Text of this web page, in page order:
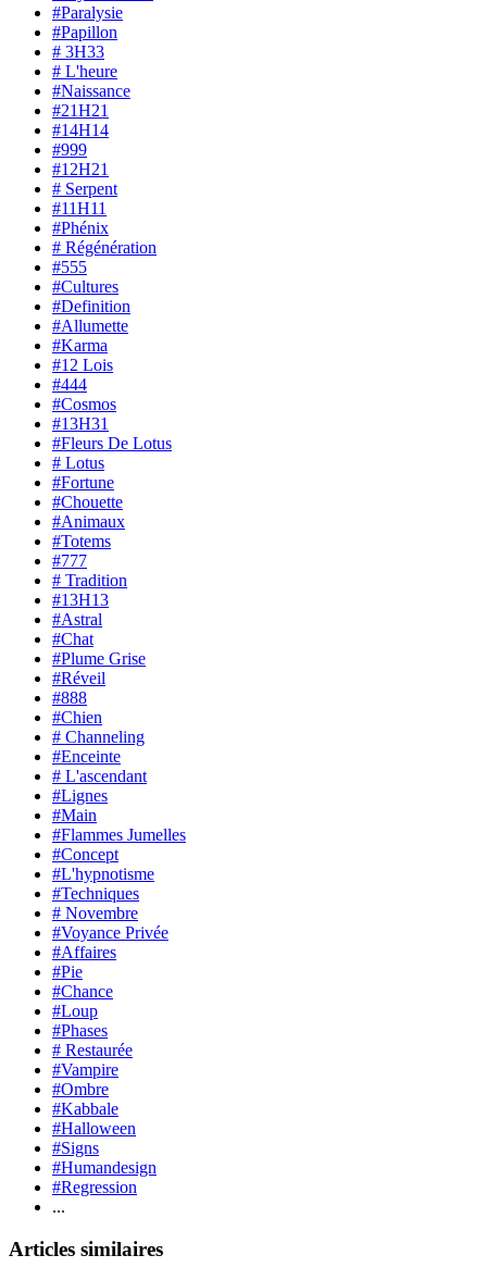
#Paralysie
#Papillon
# 3H33
# L'heure
#Naissance
#21H21
#14H14
#999
#12H21
# Serpent
#11H11
#Phénix
# Régénération
#555
#Cultures
#Definition
#Allumette
#Karma
#12 Lois
#444
#Cosmos
#13H31
#Fleurs De Lotus
# Lotus
#Fortune
#Chouette
#Animaux
#Totems
#777
# Tradition
#13H13
#Astral
#Chat
#Plume Grise
#Réveil
#888
#Chien
# Channeling
#Enceinte
# L'ascendant
#Lignes
#Main
#Flammes Jumelles
#Concept
#L'hypnotisme
#Techniques
# Novembre
#Voyance Privée
#Affaires
#Pie
#Chance
#Loup
#Phases
# Restaurée
#Vampire
#Ombre
#Kabbale
#Halloween
#Signs
#Humandesign
#Regression
...
Articles similaires